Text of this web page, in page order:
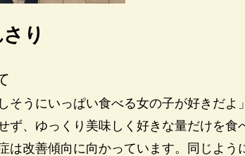
り
そうにいっぱい食べる女の子が好きだよ
ず、ゆっくり美味しく好きな量だけを
は改善傾向に向かっています。同じよ